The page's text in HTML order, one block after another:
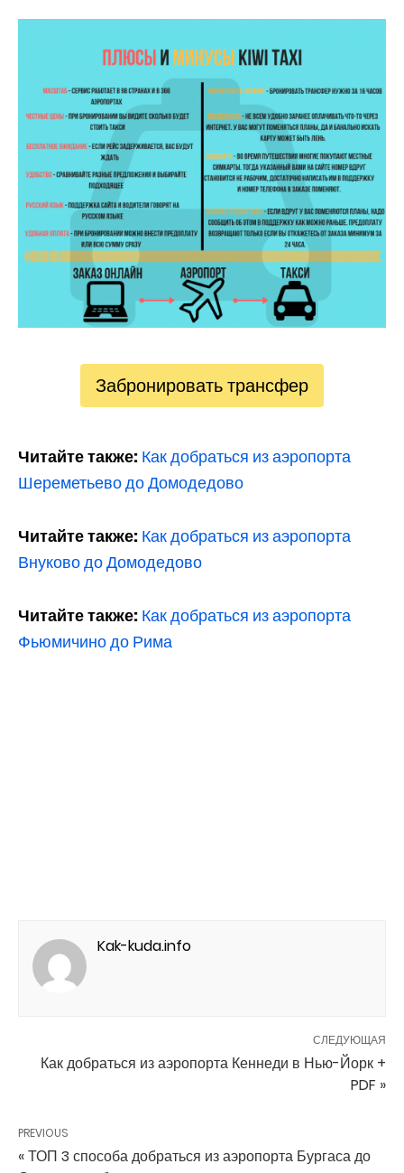
Забронировать трансфер
Читайте также: Как добраться из аэропорта
Шереметьево до Домодедово
Читайте также: Как добраться из аэропорта
Внуково до Домодедово
Читайте также: Как добраться из аэропорта
Фьюмичино до Рима
Kak-kuda.info
СЛЕДУЮЩАЯ
Как добраться из аэропорта Кеннеди в Нью-Йорк +
PDF »
PREVIOUS
« ТОП 3 способа добраться из аэропорта Бургаса до